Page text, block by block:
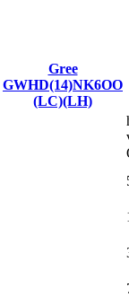
Gree
GWHD(14)NK6OO
(LC)(LH)